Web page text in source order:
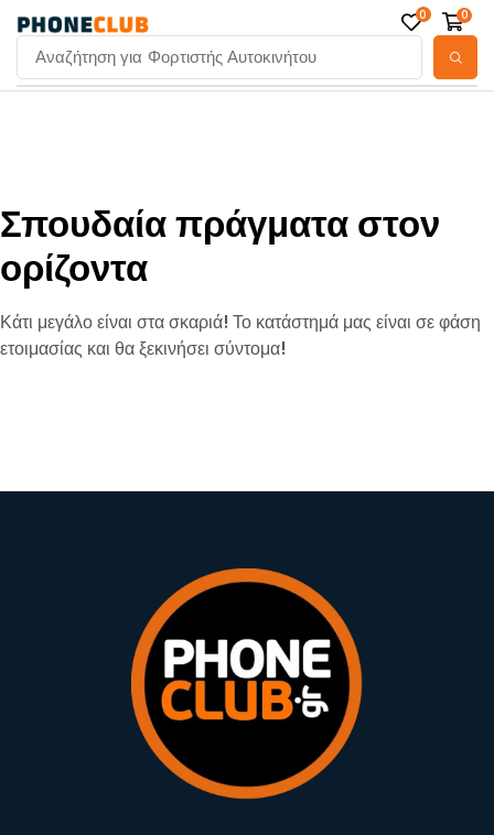
Αναζήτηση για Φορτιστής Αυτοκινήτου
0 0
Σπουδαία πράγματα στον
ορίζοντα
Κάτι μεγάλο είναι στα σκαριά! Το κατάστημά μας είναι σε φάση
ετοιμασίας και θα ξεκινήσει σύντομα!